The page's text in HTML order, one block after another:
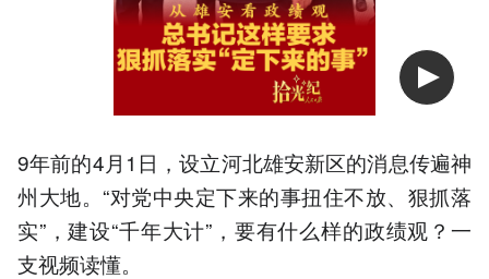
9年前的4月1日，设立河北雄安新区的消息传遍神
州大地。“对党中央定下来的事扭住不放、狠抓落
实”，建设“千年大计”，要有什么样的政绩观？一
支视频读懂。